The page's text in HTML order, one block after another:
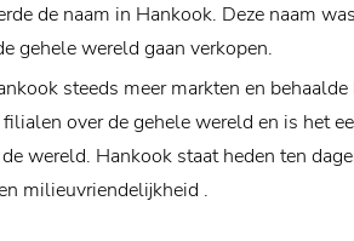
de naam in Hankook. Deze naam
gehele wereld gaan verkopen.
steeds meer markten en
over de gehele wereld en is het
wereld. Hankook staat heden ten
milieuvriendelijkheid .